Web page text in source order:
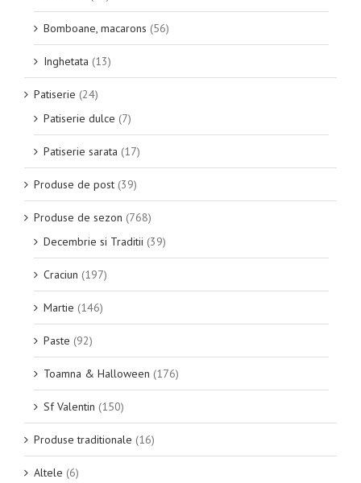
Bomboane, macarons (56)
Inghetata (13)
Patiserie (24)
Patiserie dulce (7)
Patiserie sarata (17)
Produse de post (39)
Produse de sezon (768)
Decembrie si Traditii (39)
Craciun (197)
Martie (146)
Paste (92)
Toamna & Halloween (176)
Sf Valentin (150)
Produse traditionale (16)
Altele (6)